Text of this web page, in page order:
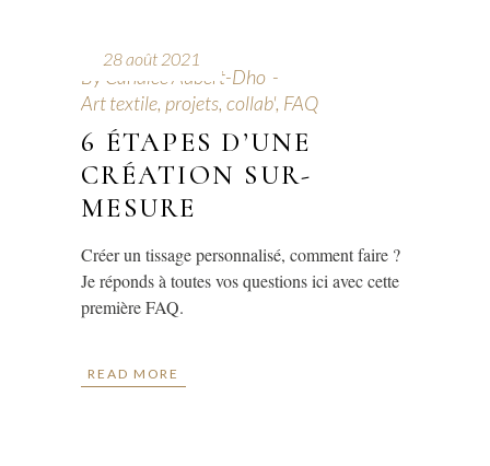
28 août 2021
By Candice Aubert-Dho
Art textile, projets, collab', FAQ
6 ÉTAPES D’UNE
CRÉATION SUR-
MESURE
Créer un tissage personnalisé, comment faire ?
Je réponds à toutes vos questions ici avec cette
première FAQ.
READ MORE